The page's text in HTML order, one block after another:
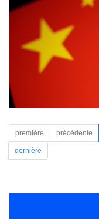
première précédente
dernière